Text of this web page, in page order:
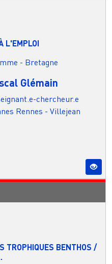
L'EMPLOI
- Bretagne
Glémain
chercheur.e
Rennes - Villejean
TROPHIQUES BENTHOS /